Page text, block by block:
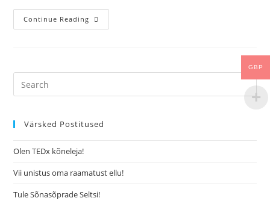
Continue Reading
Värsked Postitused
Olen TEDx kõneleja!
Vii unistus oma raamatust ellu!
Tule Sõnasõprade Seltsi!
GBP